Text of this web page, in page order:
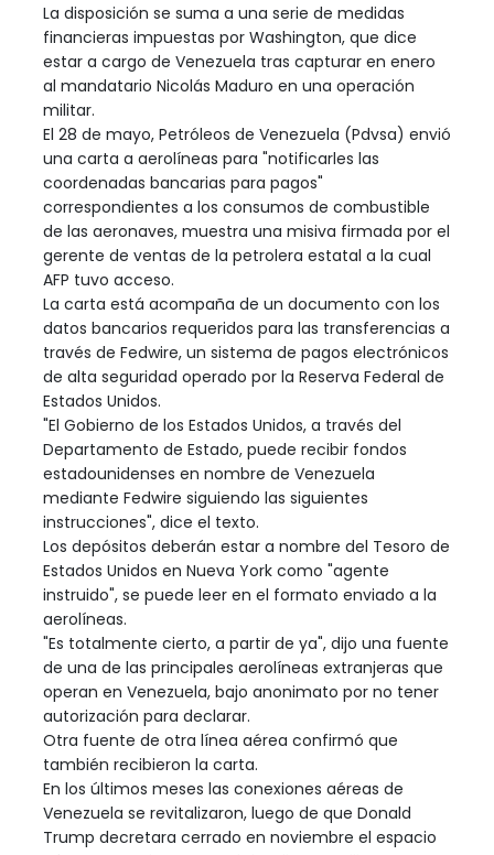
La disposición se suma a una serie de medidas
financieras impuestas por Washington, que dice
estar a cargo de Venezuela tras capturar en enero
al mandatario Nicolás Maduro en una operación
militar.
El 28 de mayo, Petróleos de Venezuela (Pdvsa) envió
una carta a aerolíneas para "notificarles las
coordenadas bancarias para pagos"
correspondientes a los consumos de combustible
de las aeronaves, muestra una misiva firmada por el
gerente de ventas de la petrolera estatal a la cual
AFP tuvo acceso.
La carta está acompaña de un documento con los
datos bancarios requeridos para las transferencias a
través de Fedwire, un sistema de pagos electrónicos
de alta seguridad operado por la Reserva Federal de
Estados Unidos.
"El Gobierno de los Estados Unidos, a través del
Departamento de Estado, puede recibir fondos
estadounidenses en nombre de Venezuela
mediante Fedwire siguiendo las siguientes
instrucciones", dice el texto.
Los depósitos deberán estar a nombre del Tesoro de
Estados Unidos en Nueva York como "agente
instruido", se puede leer en el formato enviado a la
aerolíneas.
"Es totalmente cierto, a partir de ya", dijo una fuente
de una de las principales aerolíneas extranjeras que
operan en Venezuela, bajo anonimato por no tener
autorización para declarar.
Otra fuente de otra línea aérea confirmó que
también recibieron la carta.
En los últimos meses las conexiones aéreas de
Venezuela se revitalizaron, luego de que Donald
Trump decretara cerrado en noviembre el espacio